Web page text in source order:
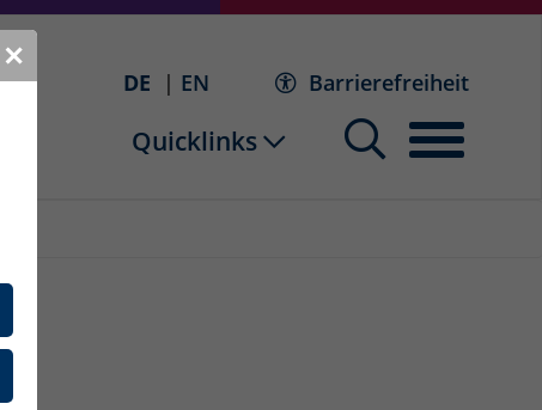
✕
DE EN Barrierefreiheit
Quicklinks